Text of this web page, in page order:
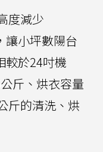
度減少
小坪數陽台
較於24吋機
斤、烘衣容量
斤的清洗、烘